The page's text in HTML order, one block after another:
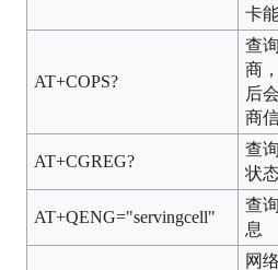
卡
AT+COPS?
查
商
后
商
AT+CGREG?
查
状
AT+QENG="servingcell"
查
息
网